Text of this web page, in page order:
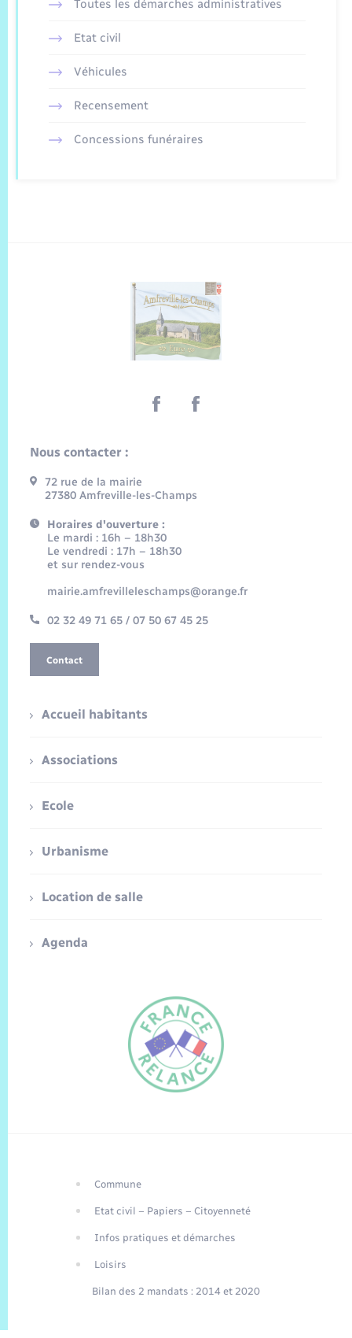
Traduction du
EN
Toutes les démarches administratives
Etat civil
Véhicules
Recensement
Concessions funéraires
Nous contacter :
72 rue de la mairie
27380 Amfreville-les-Champs
Horaires d'ouverture :
Le mardi : 16h – 18h30
Le vendredi : 17h – 18h30
et sur rendez-vous
mairie.amfrevilleleschamps@orange.fr
02 32 49 71 65 / 07 50 67 45 25
Contact
Accueil habitants
Associations
Ecole
Urbanisme
Location de salle
Agenda
Commune
Etat civil – Papiers – Citoyenneté
Infos pratiques et démarches
Loisirs
Bilan des 2 mandats : 2014 et 2020